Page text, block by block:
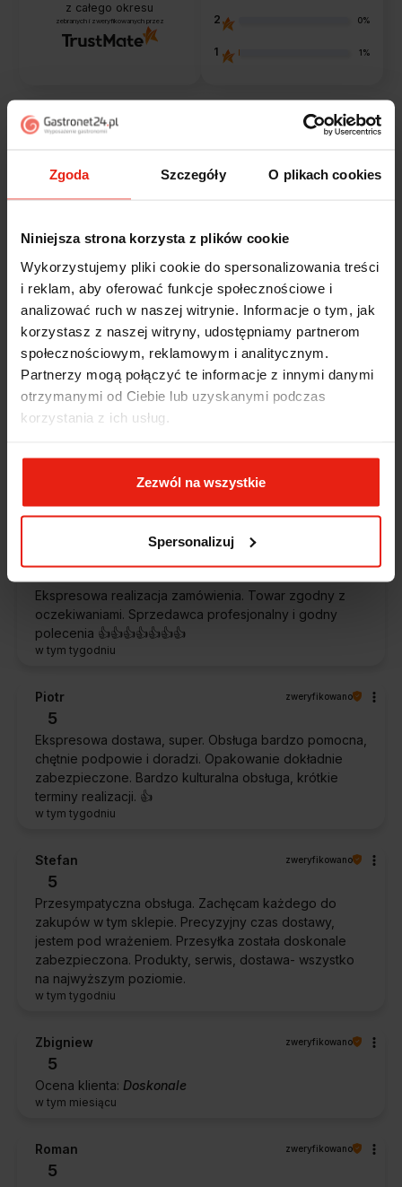
Zgoda Szczegóły O plikach cookies
Niniejsza strona korzysta z plików cookie
Wykorzystujemy pliki cookie do spersonalizowania treści
i reklam, aby oferować funkcje społecznościowe i
analizować ruch w naszej witrynie. Informacje o tym, jak
korzystasz z naszej witryny, udostępniamy partnerom
społecznościowym, reklamowym i analitycznym.
Partnerzy mogą połączyć te informacje z innymi danymi
otrzymanymi od Ciebie lub uzyskanymi podczas
korzystania z ich usług.
Zezwól na wszystkie
Spersonalizuj
z całego okresu
zebranych i zweryfikowanych przez 2 0%
1 1%
Jak zbieramy opinie?
Marcin zweryfikowano
5
Polecam szybko sprawnie dobrze zapakowane
Zostałem świetnie obsłużony. Brawa dla pracowników.
w tym tygodniu
w tym tygodniu
5
Ekspresowa realizacja zamówienia. Towar zgodny z
oczekiwaniami. Sprzedawca profesjonalny i godny
polecenia 👍️👍️👍️👍️👍️👍️👍️
w tym tygodniu
Piotr zweryfikowano
5
Ekspresowa dostawa, super. Obsługa bardzo pomocna,
chętnie podpowie i doradzi. Opakowanie dokładnie
zabezpieczone. Bardzo kulturalna obsługa, krótkie
terminy realizacji. 👍️
w tym tygodniu
Stefan zweryfikowano
5
Przesympatyczna obsługa. Zachęcam każdego do
zakupów w tym sklepie. Precyzyjny czas dostawy,
jestem pod wrażeniem. Przesyłka została doskonale
zabezpieczona. Produkty, serwis, dostawa- wszystko
na najwyższym poziomie.
w tym tygodniu
Zbigniew zweryfikowano
5
Ocena klienta: Doskonale
w tym miesiącu
Roman zweryfikowano
5